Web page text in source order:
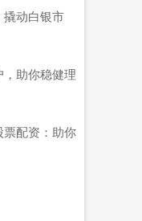
撬动白银市
助你稳健理
配资：助你